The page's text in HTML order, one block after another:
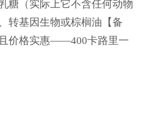
糖（实际上它不含任何动物
转基因生物或棕榈油【备
价格实惠——400卡路里一